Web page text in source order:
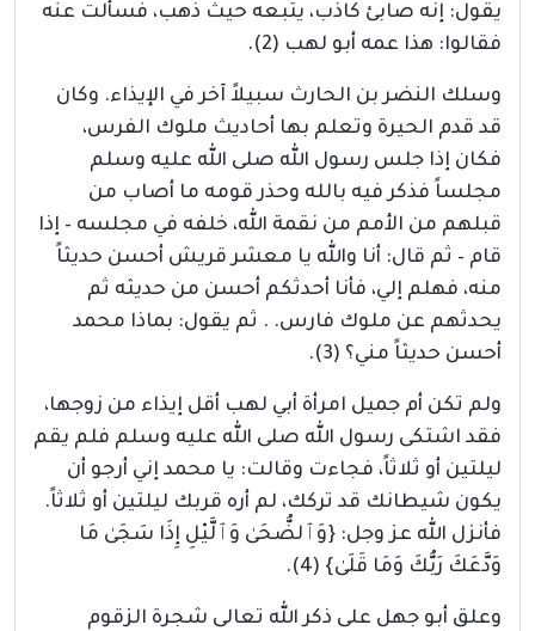
يقول: إنه صابئ كاذب، يتبعه حيث ذهب، فسألت عنه
فقالوا: هذا عمه أبو لهب (2).
وسلك النضر بن الحارث سبيلاً آخر في الإيذاء. وكان
قد قدم الحيرة وتعلم بها أحاديث ملوك الفرس،
فكان إذا جلس رسول الله صلى الله عليه وسلم
مجلساً فذكر فيه بالله وحذر قومه ما أصاب من
قبلهم من الأمم من نقمة الله، خلفه في مجلسه – إذا
قام – ثم قال: أنا والله يا معشر قريش أحسن حديثاً
منه، فهلم إلي، فأنا أحدثكم أحسن من حديثه ثم
يحدثهم عن ملوك فارس. . ثم يقول: بماذا محمد
أحسن حديثاً مني؟ (3).
ولم تكن أم جميل امرأة أبي لهب أقل إيذاء من زوجها،
فقد اشتكى رسول الله صلى الله عليه وسلم فلم يقم
ليلتين أو ثلاثاً، فجاءت وقالت: يا محمد إني أرجو أن
يكون شيطانك قد تركك، لم أره قربك ليلتين أو ثلاثاً.
فأنزل الله عز وجل: {وَٱلضُّحَىٰ وَٱلَّيْلِ إِذَا سَجَىٰ مَا
وَدَّعَكَ رَبُّكَ وَمَا قَلَىٰ} (4).
وعلق أبو جهل على ذكر الله تعالى شجرة الزقوم